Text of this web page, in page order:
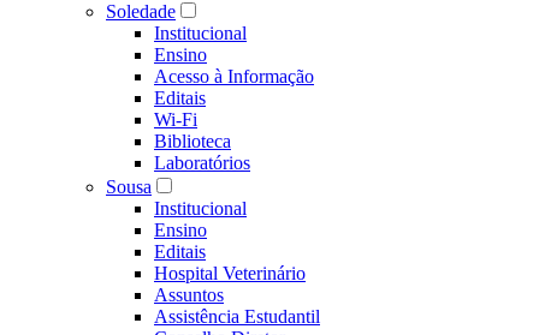
Soledade
Institucional
Ensino
Acesso à Informação
Editais
Wi-Fi
Biblioteca
Laboratórios
Sousa
Institucional
Ensino
Editais
Hospital Veterinário
Assuntos
Assistência Estudantil